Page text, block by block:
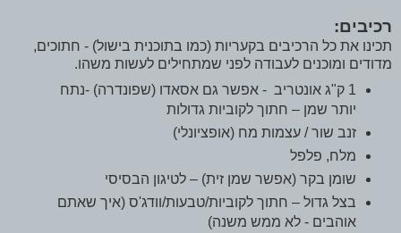
רכיבים:
תכינו את כל הרכיבים בקעריות (כמו בתוכנית בישול) - חתוכים,
מדודים ומוכנים לעבודה לפני שמתחילים לעשות משהו.
1 ק"ג אונטריב
- אפשר גם אסאדו (שפונדרה) -נתח
יותר שמן – חתוך לקוביות גדולות
זנב שור / עצמות מח (אופציונלי)
מלח, פלפל
שומן בקר (אפשר שמן זית) – לטיגון הבסיסי
בצל גדול – חתוך לקוביות/טבעות/וודג'ס (איך שאתם
אוהבים - לא ממש משנה)